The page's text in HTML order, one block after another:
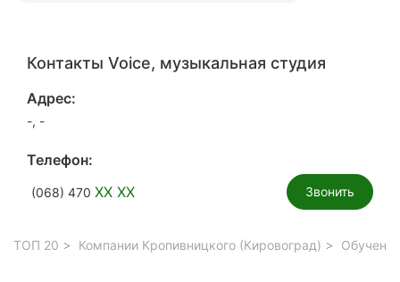
Контакты Voice, музыкальная студия
Адрес:
-, -
Телефон:
(068) 470 XX XX Звонить
ТОП 20 Компании Кропивницкого (Кировоград)